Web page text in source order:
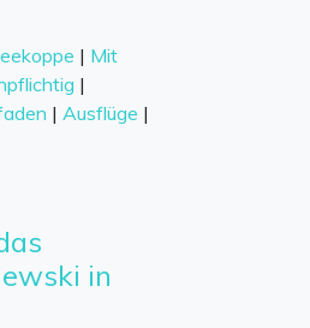
| Mit
|
| Ausflüge |
in